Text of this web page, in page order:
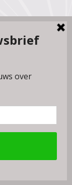
ervoor te zorgen
met het
dat je hiermee